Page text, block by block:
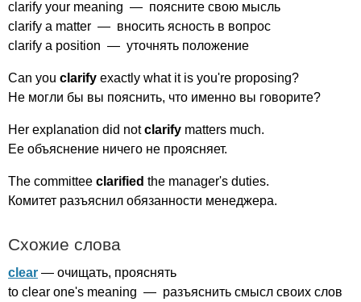
clarify your meaning — поясните свою мысль
clarify a matter — вносить ясность в вопрос
clarify a position — уточнять положение
Can you clarify exactly what it is you're proposing?
Не могли бы вы пояснить, что именно вы говорите?
Her explanation did not clarify matters much.
Ее объяснение ничего не проясняет.
The committee clarified the manager's duties.
Комитет разъяснил обязанности менеджера.
Схожие слова
clear — очищать, прояснять
to clear one's meaning — разъяснить смысл своих слов